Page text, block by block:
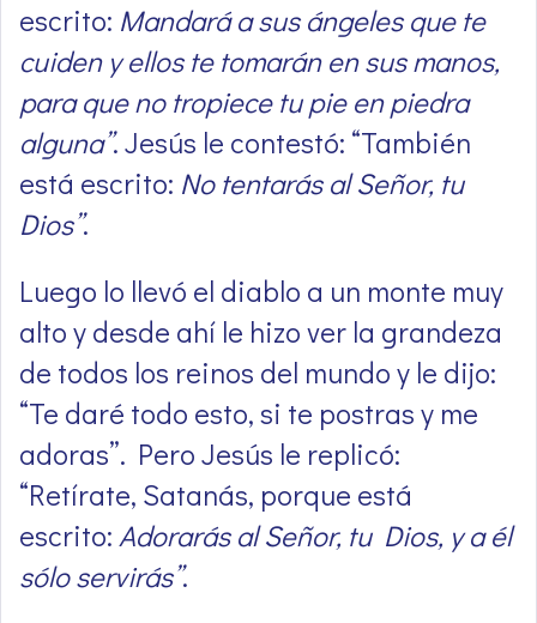
escrito: Mandará a sus ángeles que te
cuiden y ellos te tomarán en sus manos,
para que no tropiece tu pie en piedra
alguna”. Jesús le contestó: “También
está escrito: No tentarás al Señor, tu
Dios”.
Luego lo llevó el diablo a un monte muy
alto y desde ahí le hizo ver la grandeza
de todos los reinos del mundo y le dijo:
“Te daré todo esto, si te postras y me
adoras”. Pero Jesús le replicó:
“Retírate, Satanás, porque está
escrito:Adorarás al Señor, tu Dios, y a él
sólo servirás”.